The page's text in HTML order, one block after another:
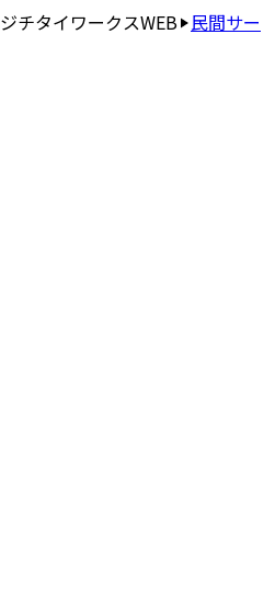
ジチタイワークスWEB 民間サー